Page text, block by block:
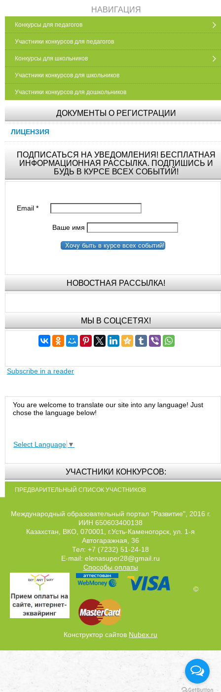
НАВИГАЦИЯ
Конкурсы для педагогов
Участники конкурсов для педагогов
Конкурсы для школьников
Участники конкурсов для школьников
Участники конкурсов для дошкольников
ДОКУМЕНТЫ О РЕГИСТРАЦИИ
ЛИЦЕНЗИЯ
ПОДПИСАТЬСЯ НА УВЕДОМЛЕНИЯ! БЕСПЛАТНАЯ
ИНФОРМАЦИОННАЯ РАССЫЛКА. ПОДПИШИСЬ И
БУДЬ В КУРСЕ ВСЕХ СОБЫТИЙ!
Email*
Ваше имя
Хочу быть в курсе всех событий!
НОВОСТНАЯ РАССЫЛКА!
МЫ В СОЦСЕТЯХ!
Subscribe in a reader
You are welcome to translate our site into any language! Just
chose the language below!
Select Language ▼
УЧАСТНИКИ КОНКУРСОВ:
ПРЕДВАРИТЕЛЬНЫЙ СПИСОК УЧАСТНИКОВ
Международный образовательный портал "Развитие", 2016 г.
ИИН 650603400138
Казахстан, ВКО, 070001, г.Усть-Каменогорск, ул. 1-я
Автогаражная, 36
Тел: +7 (7232) 51-24-18
E-mail: elenasuper28@gmail.ru
Способы оплаты
©
Конструктор сайтов Nubex.ru